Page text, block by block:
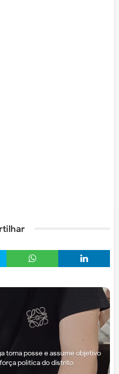
toma posse e assume objetivo
política do distrito